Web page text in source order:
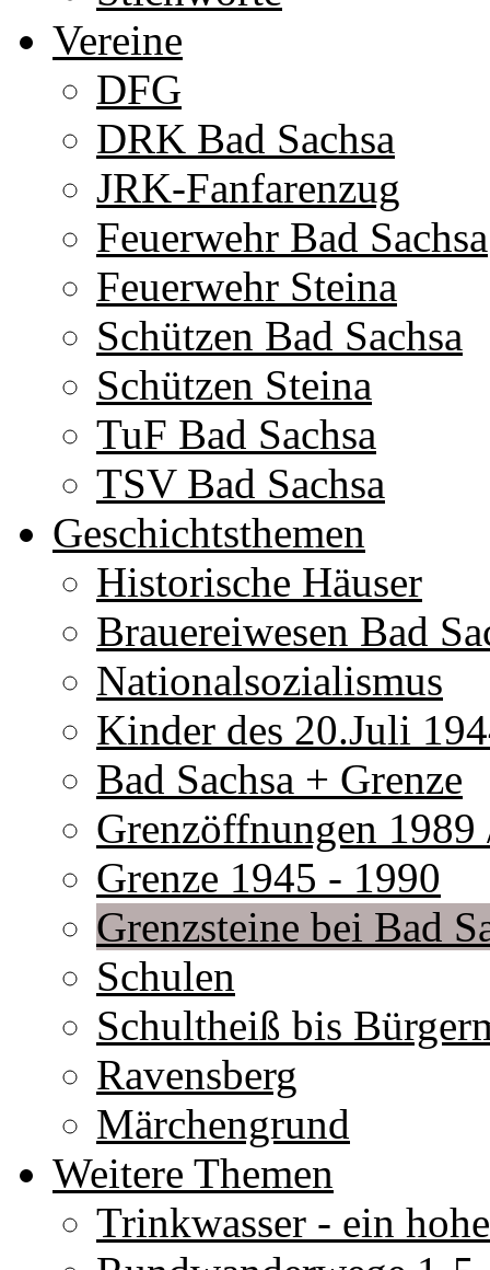
Vereine
DFG
DRK Bad Sachsa
JRK-Fanfarenzug
Feuerwehr Bad Sachsa
Feuerwehr Steina
Schützen Bad Sachsa
Schützen Steina
TuF Bad Sachsa
TSV Bad Sachsa
Geschichtsthemen
Historische Häuser
Brauereiwesen Bad
Nationalsozialismus
Kinder des 20.Juli
Bad Sachsa + Grenze
Grenzöffnungen 1989
Grenze 1945 - 1990
Grenzsteine bei Bad
Schulen
Schultheiß bis
Ravensberg
Märchengrund
Weitere Themen
Trinkwasser - ein